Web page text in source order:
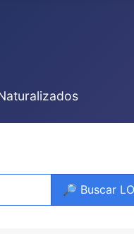
🔎 Buscar